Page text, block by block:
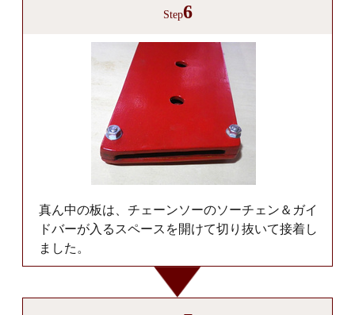
Step6
真ん中の板は、チェーンソーのソーチェン＆ガイ
ドバーが入るスペースを開けて切り抜いて接着し
ました。